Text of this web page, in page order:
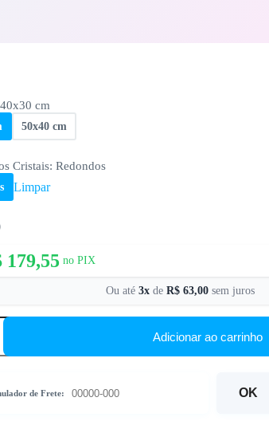
cm
50x40 cm
Cristais: Redondos
Limpar
179,55 no PIX
Ou até 3xde R$63,00sem juros
Adicionar ao carrinho
de Frete: OK